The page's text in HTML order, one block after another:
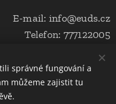
E-mail: info@euds.cz
Telefon: 777122005
Cookies
správné fungování a
můžeme zajistit tu